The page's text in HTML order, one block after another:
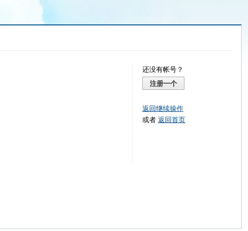
还没有帐号？
注册一个
返回继续操作
或者 返回首页